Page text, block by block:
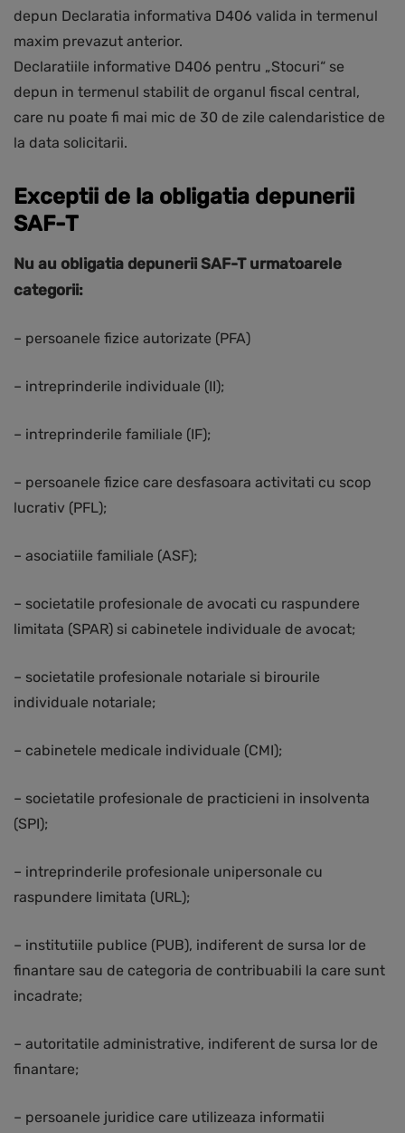
depun Declaratia informativa D406 valida in termenul
maxim prevazut anterior.
Declaratiile informative D406 pentru „Stocuri“ se
depun in termenul stabilit de organul fiscal central,
care nu poate fi mai mic de 30 de zile calendaristice de
la data solicitarii.
Exceptii de la obligatia depunerii
SAF-T
Nu au obligatia depunerii SAF-T urmatoarele
categorii:
– persoanele fizice autorizate (PFA)
– intreprinderile individuale (II);
– intreprinderile familiale (IF);
– persoanele fizice care desfasoara activitati cu scop
lucrativ (PFL);
– asociatiile familiale (ASF);
– societatile profesionale de avocati cu raspundere
limitata (SPAR) si cabinetele individuale de avocat;
– societatile profesionale notariale si birourile
individuale notariale;
– cabinetele medicale individuale (CMI);
– societatile profesionale de practicieni in insolventa
(SPI);
– intreprinderile profesionale unipersonale cu
raspundere limitata (URL);
– institutiile publice (PUB), indiferent de sursa lor de
finantare sau de categoria de contribuabili la care sunt
incadrate;
– autoritatile administrative, indiferent de sursa lor de
finantare;
– persoanele juridice care utilizeaza informatii